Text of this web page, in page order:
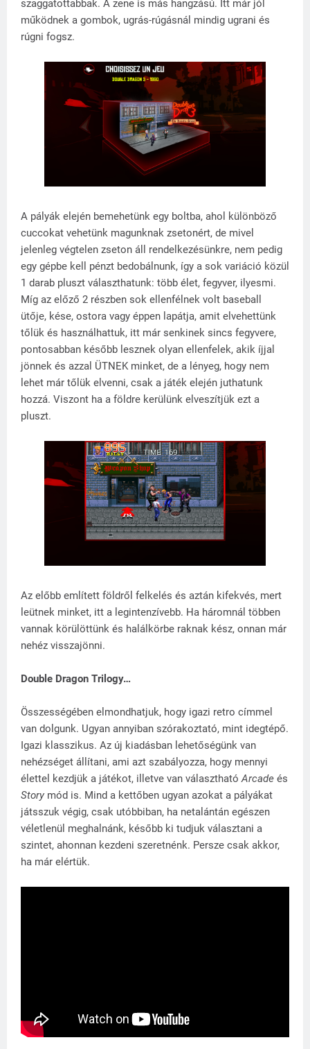
szaggatottabbak. A zene is más hangzású. Itt már jól
működnek a gombok, ugrás-rúgásnál mindig ugrani és
rúgni fogsz.
A pályák elején bemehetünk egy boltba, ahol különböző
cuccokat vehetünk magunknak zsetonért, de mivel
jelenleg végtelen zseton áll rendelkezésünkre, nem pedig
egy gépbe kell pénzt bedobálnunk, így a sok variáció közül
1 darab pluszt választhatunk: több élet, fegyver, ilyesmi.
Míg az előző 2 részben sok ellenfélnek volt baseball
ütője, kése, ostora vagy éppen lapátja, amit elvehettünk
tőlük és használhattuk, itt már senkinek sincs fegyvere,
pontosabban később lesznek olyan ellenfelek, akik íjjal
jönnek és azzal ÜTNEK minket, de a lényeg, hogy nem
lehet már tőlük elvenni, csak a játék elején juthatunk
hozzá. Viszont ha a földre kerülünk elveszítjük ezt a
pluszt.
Az előbb említett földről felkelés és aztán kifekvés, mert
leütnek minket, itt a legintenzívebb. Ha háromnál többen
vannak körülöttünk és halálkörbe raknak kész, onnan már
nehéz visszajönni.
Double Dragon Trilogy…
Összességében elmondhatjuk, hogy igazi retro címmel
van dolgunk. Ugyan annyiban szórakoztató, mint idegtépő.
Igazi klasszikus. Az új kiadásban lehetőségünk van
nehézséget állítani, ami azt szabályozza, hogy mennyi
élettel kezdjük a játékot, illetve van választhatóArcade és
Story mód is. Mind a kettőben ugyan azokat a pályákat
játsszuk végig, csak utóbbiban, ha netalántán egészen
véletlenül meghalnánk, később ki tudjuk választani a
szintet, ahonnan kezdeni szeretnénk. Persze csak akkor,
ha már elértük.